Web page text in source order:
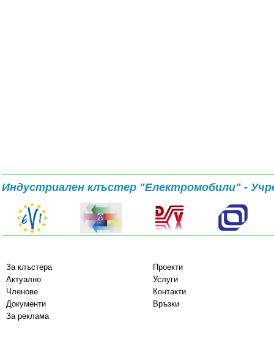
Индустриален клъстер "Електромобили" -
За клъстера
Проекти
Актуално
Услуги
Членове
Контакти
Документи
Връзки
За реклама